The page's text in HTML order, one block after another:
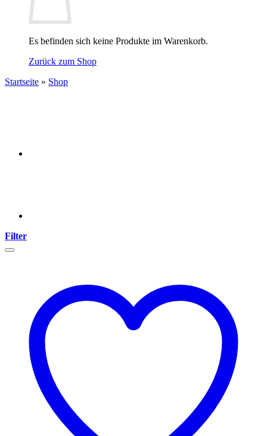
Es befinden sich keine Produkte im Warenkorb.
Zurück zum Shop
Startseite » Shop
Filter